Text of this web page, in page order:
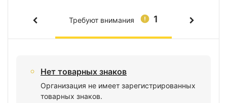
1
Требуют внимания
Нет товарных знаков
Организация не имеет зарегистрированных
товарных знаков.